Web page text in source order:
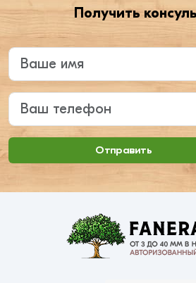
Получить
Введите ваше имя
Ваш телефон
Отправить